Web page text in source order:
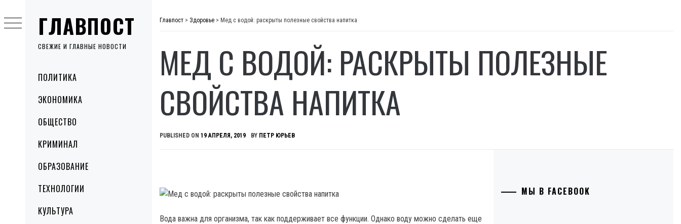
ГЛАВПОСТ
СВЕЖИЕ И ГЛАВНЫЕ НОВОСТИ
MenuПОЛИТИКА
ЭКОНОМИКА
ОБЩЕСТВО
КРИМИНАЛ
ОБРАЗОВАНИЕ
ТЕХНОЛОГИИ
КУЛЬТУРА
to
content
Главпост > Здоровье > Мед с водой: раскрыты полезные свойства напитка
МЕД С ВОДОЙ: РАСКРЫТЫ ПОЛЕЗНЫЕ
СВОЙСТВА НАПИТКА
PUBLISHED ON 19 АПРЕЛЯ, 2019 BY ПЕТР ЮРЬЕВ
Вода важна для организма, так как поддерживает все функции. Однако воду можно сделать еще
МЫ В FACEBOOK